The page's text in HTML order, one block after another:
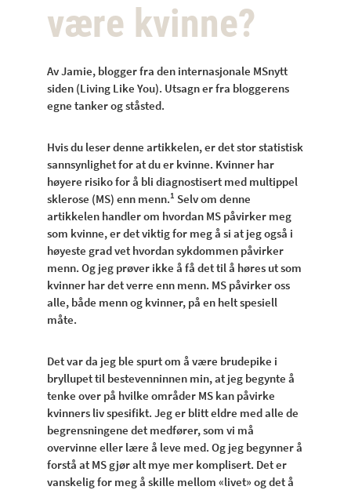
være kvinne?
Av Jamie, blogger fra den internasjonale MSnytt
siden (Living Like You). Utsagn er fra bloggerens
egne tanker og ståsted.
Hvis du leser denne artikkelen, er det stor statistisk
sannsynlighet for at du er kvinne. Kvinner har
høyere risiko for å bli diagnostisert med multippel
sklerose (MS) enn menn.1 Selv om denne
artikkelen handler om hvordan MS påvirker meg
som kvinne, er det viktig for meg å si at jeg også i
høyeste grad vet hvordan sykdommen påvirker
menn. Og jeg prøver ikke å få det til å høres ut som
kvinner har det verre enn menn. MS påvirker oss
alle, både menn og kvinner, på en helt spesiell
måte.
Det var da jeg ble spurt om å være brudepike i
bryllupet til bestevenninnen min, at jeg begynte å
tenke over på hvilke områder MS kan påvirke
kvinners liv spesifikt. Jeg er blitt eldre med alle de
begrensningene det medfører, som vi må
overvinne eller lære å leve med. Og jeg begynner å
forstå at MS gjør alt mye mer komplisert. Det er
vanskelig for meg å skille mellom «livet» og det å